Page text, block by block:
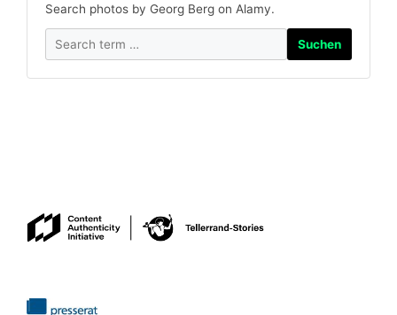
Search photos by Georg Berg on Alamy.
Suchen